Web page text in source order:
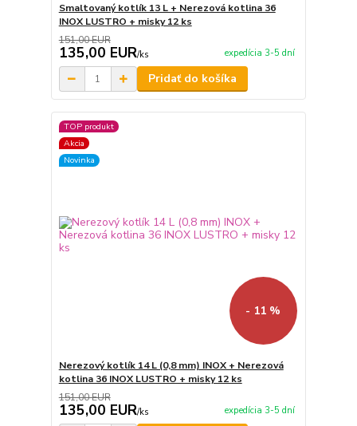
Smaltovaný kotlík 13 L + Nerezová kotlina 36
INOX LUSTRO + misky 12 ks
151,00 EUR
135,00 EUR/ks expedícia 3-5 dní
Pridať do košíka
TOP produkt
Akcia
Novinka
- 11 %
Nerezový kotlík 14 L (0,8 mm) INOX + Nerezová
kotlina 36 INOX LUSTRO + misky 12 ks
151,00 EUR
135,00 EUR/ks expedícia 3-5 dní